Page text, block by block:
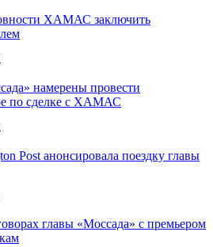
ХАМАС заключить
намерены провести
по сделке с ХАМАС
Post анонсировала поездку главы
главы «Моссада» с премьером